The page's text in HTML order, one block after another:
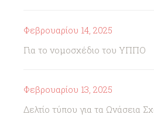
Φεβρουαρίου 14, 2025
Για το νομοσχέδιο του ΥΠΠΟ
Φεβρουαρίου 13, 2025
Δελτίο τύπου για τα Ωνάσεια